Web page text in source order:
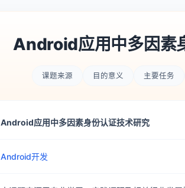
Android应用中多因素
课题来源 目的意义 主要任务
Android应用中多因素身份认证技术研究
Android开发